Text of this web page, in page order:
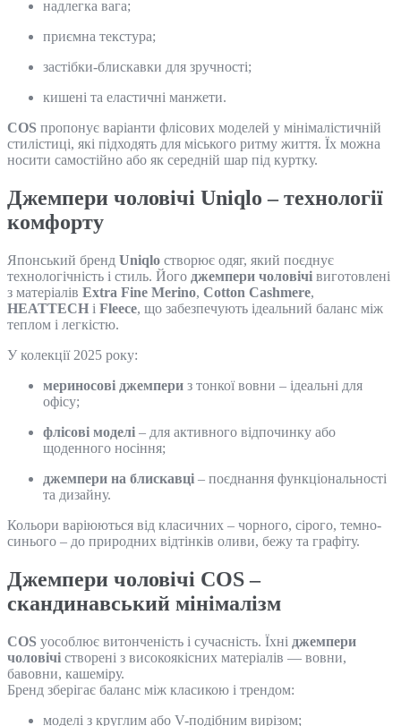
надлегка вага;
приємна текстура;
застібки-блискавки для зручності;
кишені та еластичні манжети.
COS пропонує варіанти флісових моделей у мінімалістичній
стилістиці, які підходять для міського ритму життя. Їх можна
носити самостійно або як середній шар під куртку.
Джемпери чоловічі Uniqlo – технології
комфорту
Японський бренд Uniqlo створює одяг, який поєднує
технологічність і стиль. Його джемпери чоловічі виготовлені
з матеріалів Extra Fine Merino, Cotton Cashmere,
HEATTECH і Fleece, що забезпечують ідеальний баланс між
теплом і легкістю.
У колекції 2025 року:
мериносові джемпери з тонкої вовни – ідеальні для
офісу;
флісові моделі – для активного відпочинку або
щоденного носіння;
джемпери на блискавці – поєднання функціональності
та дизайну.
Кольори варіюються від класичних – чорного, сірого, темно-
синього – до природних відтінків оливи, бежу та графіту.
Джемпери чоловічі COS –
скандинавський мінімалізм
COS уособлює витонченість і сучасність. Їхні джемпери
чоловічі створені з високоякісних матеріалів — вовни,
бавовни, кашеміру.
Бренд зберігає баланс між класикою і трендом:
моделі з круглим або V-подібним вирізом;